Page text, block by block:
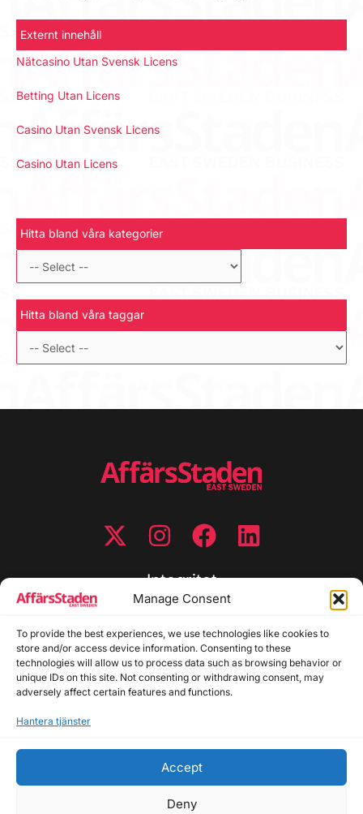
Manage Consent
To provide the best experiences, we use technologies like cookies to
store and/or access device information. Consenting to these
technologies will allow us to process data such as browsing behavior or
unique IDs on this site. Not consenting or withdrawing consent, may
adversely affect certain features and functions.
Hantera tjänster
Accept
Deny
Externt innehåll
Nätcasino Utan Svensk Licens
Betting Utan Licens
Casino Utan Svensk Licens
Casino Utan Licens
Hitta bland våra kategorier
Hitta bland våra taggar
Integritet
Cookiepolicy
Disclaimer
Redaktionell policy
Utgivarinformation
Allmänna frågor: info@affarsstaden.se | Tipsa
annons@affarsstaden.se